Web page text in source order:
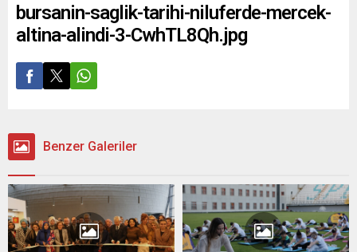
bursanin-saglik-tarihi-niluferde-mercek-
altina-alindi-3-CwhTL8Qh.jpg
Benzer Galeriler